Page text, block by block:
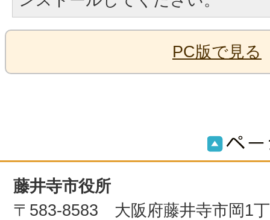
PC版で見る
藤井寺市役所
〒583-8583 大阪府藤井寺市岡1